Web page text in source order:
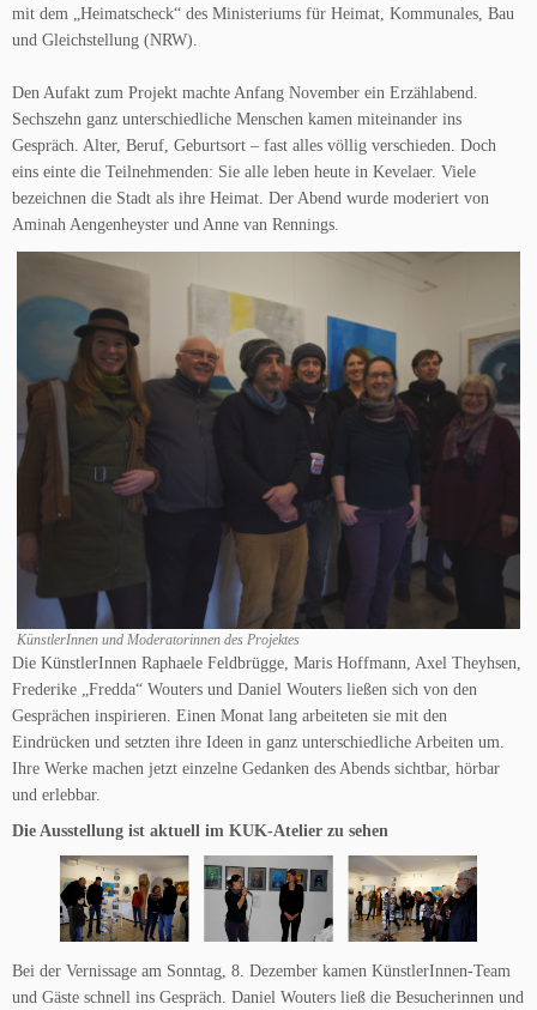
mit dem „Heimatscheck“ des Ministeriums für Heimat, Kommunales, Bau
und Gleichstellung (NRW).
Den Aufakt zum Projekt machte Anfang November ein Erzählabend.
Sechszehn ganz unterschiedliche Menschen kamen miteinander ins
Gespräch. Alter, Beruf, Geburtsort – fast alles völlig verschieden. Doch
eins einte die Teilnehmenden: Sie alle leben heute in Kevelaer. Viele
bezeichnen die Stadt als ihre Heimat. Der Abend wurde moderiert von
Aminah Aengenheyster und Anne van Rennings.
KünstlerInnen und Moderatorinnen des Projektes
Die KünstlerInnen Raphaele Feldbrügge, Maris Hoffmann, Axel Theyhsen,
Frederike „Fredda“ Wouters und Daniel Wouters ließen sich von den
Gesprächen inspirieren. Einen Monat lang arbeiteten sie mit den
Eindrücken und setzten ihre Ideen in ganz unterschiedliche Arbeiten um.
Ihre Werke machen jetzt einzelne Gedanken des Abends sichtbar, hörbar
und erlebbar.
Die Ausstellung ist aktuell im KUK-Atelier zu sehen
Bei der Vernissage am Sonntag, 8. Dezember kamen KünstlerInnen-Team
und Gäste schnell ins Gespräch. Daniel Wouters ließ die Besucherinnen und